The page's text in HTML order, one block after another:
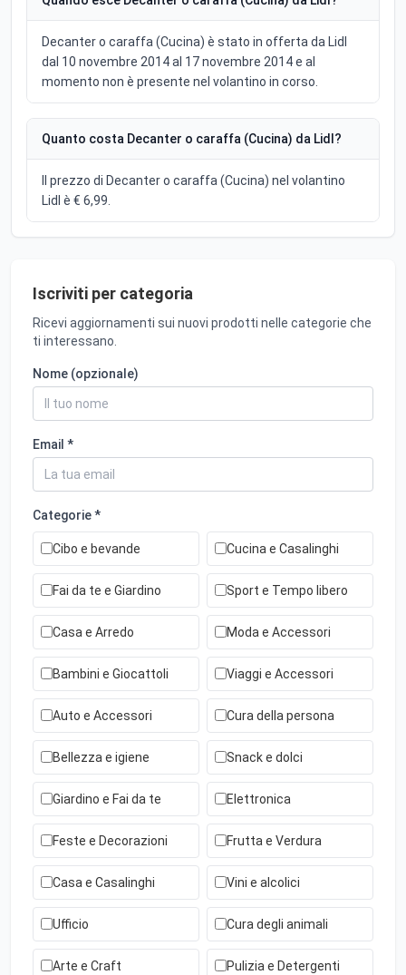
Decanter o caraffa (Cucina) è stato in offerta da Lidl
dal 10 novembre 2014 al 17 novembre 2014 e al
momento non è presente nel volantino in corso.
Quanto costa Decanter o caraffa (Cucina) da Lidl?
Il prezzo di Decanter o caraffa (Cucina) nel volantino
Lidl è € 6,99.
Iscriviti per categoria
Ricevi aggiornamenti sui nuovi prodotti nelle categorie che
ti interessano.
Nome (opzionale)
Email *
Categorie *
Cibo e bevande Cucina e Casalinghi
Fai da te e Giardino Sport e Tempo libero
Casa e Arredo Moda e Accessori
Bambini e Giocattoli Viaggi e Accessori
Auto e Accessori Cura della persona
Bellezza e igiene Snack e dolci
Giardino e Fai da te Elettronica
Feste e Decorazioni Frutta e Verdura
Casa e Casalinghi Vini e alcolici
Ufficio Cura degli animali
Arte e Craft Pulizia e Detergenti